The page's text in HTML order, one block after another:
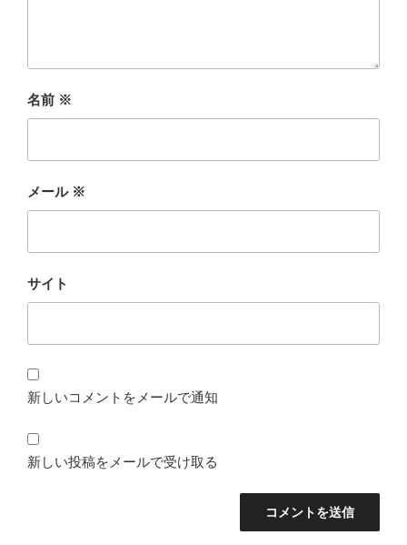
名前 ※
メール ※
サイト
新しいコメントをメールで通知
新しい投稿をメールで受け取る